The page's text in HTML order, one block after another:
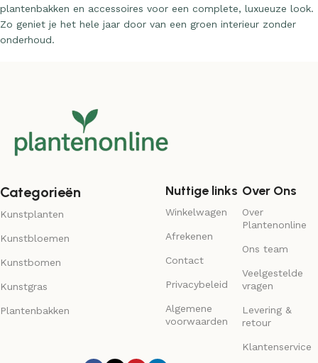
plantenbakken en accessoires voor een complete, luxueuze look.
Zo geniet je het hele jaar door van een groen interieur zonder
onderhoud.
Categorieën
Kunstplanten
Kunstbloemen
Kunstbomen
Kunstgras
Plantenbakken
Nuttige links
Winkelwagen
Afrekenen
Contact
Privacybeleid
Algemene
voorwaarden
Over Ons
Over
Plantenonline
Ons team
Veelgestelde
vragen
Levering &
retour
Klantenservice